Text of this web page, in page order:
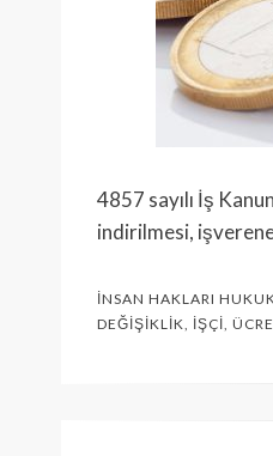
4857 sayılı İş
indirilmesi,
İNSAN HAKLARI
DEĞIŞIKLIK, İŞÇI,